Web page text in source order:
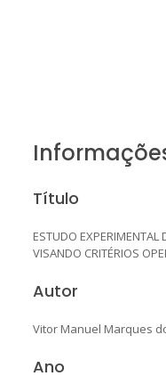
Título
ESTUDO
VISANDO CRITÉRIOS
Autor
Vitor Manuel Marques
Ano